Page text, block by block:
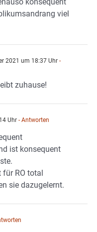
konsequent
viel
2021 um 18:37 Uhr -
zuhause!
Uhr - Antworten
ist konsequent
RO total
sie dazugelernt.